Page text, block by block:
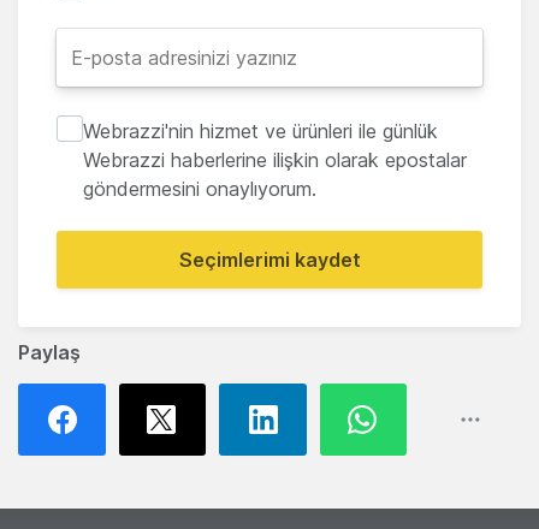
Paylaş
Webrazzi'nin hizmet ve ürünleri ile günlük
Webrazzi haberlerine ilişkin olarak epostalar
göndermesini onaylıyorum.
Seçimlerimi kaydet